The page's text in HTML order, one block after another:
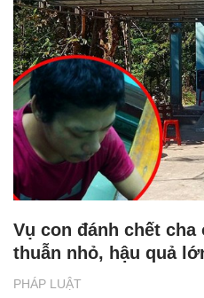
PHÁP LUẬT
Vụ con đánh chết cha
thuẫn nhỏ, hậu quả